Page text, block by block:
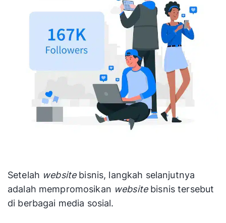
Setelah websitebisnis, langkah selanjutnya
adalah mempromosikan websitebisnis tersebut
di berbagai media sosial.